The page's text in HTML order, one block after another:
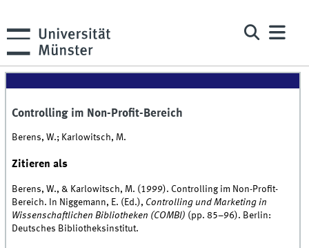
Controlling im Non-Profit-Bereich
Berens, W.; Karlowitsch, M.
Zitieren als
Berens, W., & Karlowitsch, M. (1999). Controlling im Non-Profit-
Bereich. In Niggemann, E. (Ed.), Controlling und Marketing in
Wissenschaftlichen Bibliotheken (COMBI) (pp. 85–96). Berlin:
Deutsches Bibliotheksinstitut.